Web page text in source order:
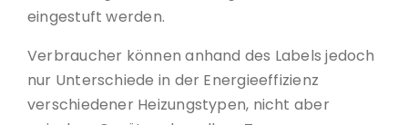
eingestuft werden.
Verbraucher können anhand des Labels jedoch
nur Unterschiede in der Energieeffizienz
verschiedener Heizungstypen, nicht aber